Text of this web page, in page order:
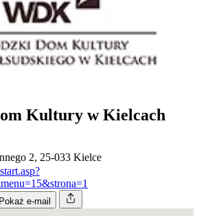
Kultury w Kielcach
2, 25-033 Kielce
Pokaż e-mail